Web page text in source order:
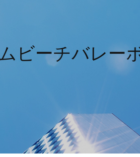
ビーチバレー